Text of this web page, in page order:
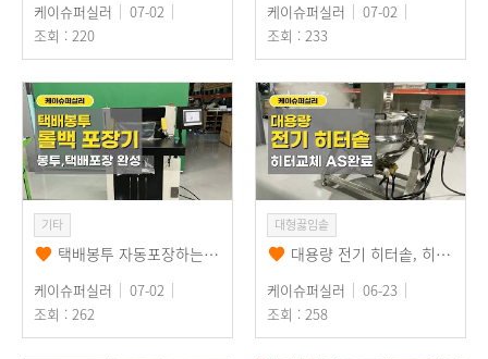
케이슈퍼실러
07-02
조회 : 220
케이슈퍼실러
07-02
조회 : 233
기타
택배봉투 자동포장하는 롤백 자동포장기, 관리받고 사용하세요!
케이슈퍼실러
07-02
조회 : 262
대형끓임솥
대용량 전기 히터솥, 히터교체 수리 완료! 가열 볶음 끓임 요리에 추천!
케이슈퍼실러
06-23
조회 : 258